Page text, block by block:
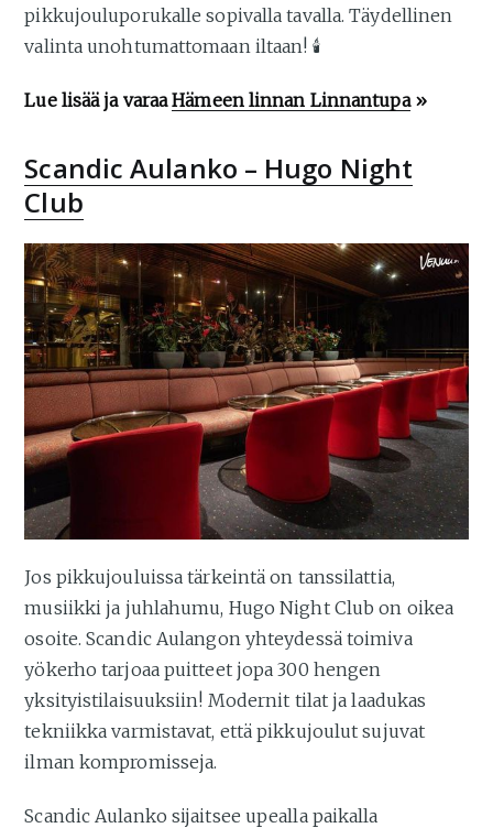
pikkujouluporukalle sopivalla tavalla. Täydellinen
valinta unohtumattomaan iltaan! 🕯️
Lue lisää ja varaaHämeen linnan Linnantupa»
Scandic Aulanko – Hugo Night
Club
Jos pikkujouluissa tärkeintä on tanssilattia,
musiikki ja juhlahumu, Hugo Night Club on oikea
osoite. Scandic Aulangon yhteydessä toimiva
yökerho tarjoaa puitteet jopa 300 hengen
yksityistilaisuuksiin! Modernit tilat ja laadukas
tekniikka varmistavat, että pikkujoulut sujuvat
ilman kompromisseja.
Scandic Aulanko sijaitsee upealla paikalla